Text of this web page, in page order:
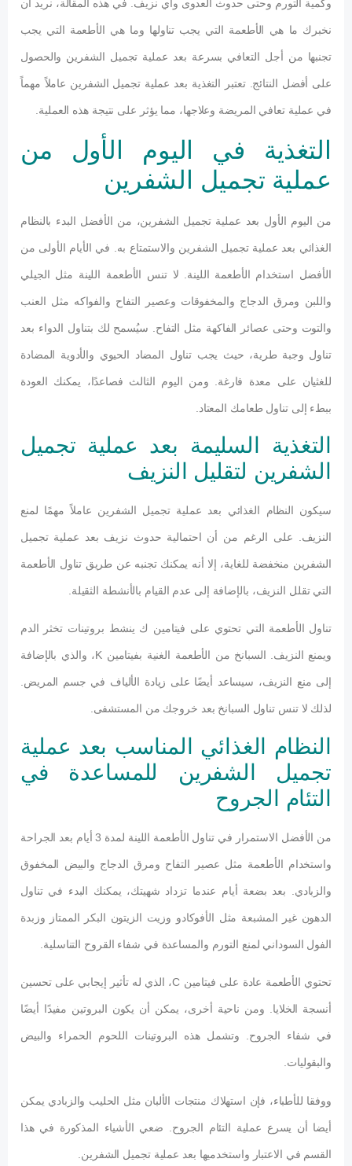
وكمية التورم وحتى حدوث العدوى وأي نزيف. في هذه المقالة، نريد أن
نخبرك ما هي الأطعمة التي يجب تناولها وما هي الأطعمة التي يجب
تجنبها من أجل التعافي بسرعة بعد عملية تجميل الشفرين والحصول
على أفضل النتائج. تعتبر التغذية بعد عملية تجميل الشفرين عاملاً مهماً
في عملية تعافي المريضة وعلاجها، مما يؤثر على نتيجة هذه العملية.
التغذية في اليوم الأول من
عملية تجميل الشفرين
من اليوم الأول بعد عملية تجميل الشفرين، من الأفضل البدء بالنظام
الغذائي بعد عملية تجميل الشفرين والاستمتاع به. في الأيام الأولى من
الأفضل استخدام الأطعمة اللينة. لا تنس الأطعمة اللينة مثل الجيلي
واللبن ومرق الدجاج والمخفوقات وعصير التفاح والفواكه مثل العنب
والتوت وحتى عصائر الفاكهة مثل التفاح. سيُسمح لك بتناول الدواء بعد
تناول وجبة طرية، حيث يجب تناول المضاد الحيوي والأدوية المضادة
للغثيان على معدة فارغة. ومن اليوم الثالث فصاعدًا، يمكنك العودة
ببطء إلى تناول طعامك المعتاد.
التغذية السليمة بعد عملية تجميل
الشفرين لتقليل النزيف
سيكون النظام الغذائي بعد عملية تجميل الشفرين عاملاً مهمًا لمنع
النزيف. على الرغم من أن احتمالية حدوث نزيف بعد عملية تجميل
الشفرين منخفضة للغاية، إلا أنه يمكنك تجنبه عن طريق تناول الأطعمة
التي تقلل النزيف، بالإضافة إلى عدم القيام بالأنشطة الثقيلة.
تناول الأطعمة التي تحتوي على فيتامين ك ينشط بروتينات تخثر الدم
ويمنع النزيف. السبانخ من الأطعمة الغنية بفيتامين K، والذي بالإضافة
إلى منع النزيف، سيساعد أيضًا على زيادة الألياف في جسم المريض.
لذلك لا تنس تناول السبانخ بعد خروجك من المستشفى.
النظام الغذائي المناسب بعد عملية
تجميل الشفرين للمساعدة في
التئام الجروح
من الأفضل الاستمرار في تناول الأطعمة اللينة لمدة 3 أيام بعد الجراحة
واستخدام الأطعمة مثل عصير التفاح ومرق الدجاج والبيض المخفوق
والزبادي. بعد بضعة أيام عندما تزداد شهيتك، يمكنك البدء في تناول
الدهون غير المشبعة مثل الأفوكادو وزيت الزيتون البكر الممتاز وزبدة
الفول السوداني لمنع التورم والمساعدة في شفاء القروح التناسلية.
تحتوي الأطعمة عادة على فيتامين C، الذي له تأثير إيجابي على تحسين
أنسجة الخلايا. ومن ناحية أخرى، يمكن أن يكون البروتين مفيدًا أيضًا
في شفاء الجروح. وتشمل هذه البروتينات اللحوم الحمراء والبيض
والبقوليات.
ووفقا للأطباء، فإن استهلاك منتجات الألبان مثل الحليب والزبادي يمكن
أيضا أن يسرع عملية التئام الجروح. ضعي الأشياء المذكورة في هذا
القسم في الاعتبار واستخدميها بعد عملية تجميل الشفرين.